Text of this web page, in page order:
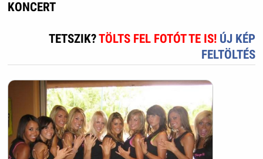
KONCERT
TETSZIK?TÖLTS FEL FOTÓT TE IS! ÚJ KÉP
FELTÖLTÉS